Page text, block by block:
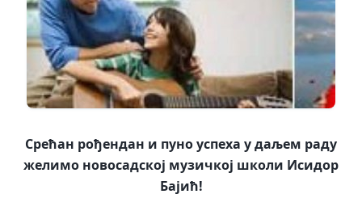
Срећан рођендан и пуно успеха у даљем раду
желимо новосадској музичкој школи Исидор
Бајић!